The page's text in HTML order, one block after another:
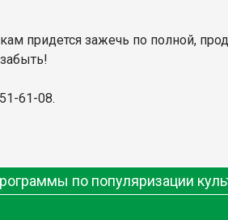
придется зажечь по полной,
61-08.
по популяризации